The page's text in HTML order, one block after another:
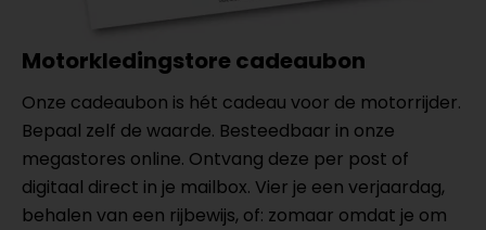
Motorkledingstore cadeaubon
Onze cadeaubon is hét cadeau voor de motorrijder.
Bepaal zelf de waarde. Besteedbaar in onze
megastores online. Ontvang deze per post of
digitaal direct in je mailbox. Vier je een verjaardag,
behalen van een rijbewijs, of: zomaar omdat je om